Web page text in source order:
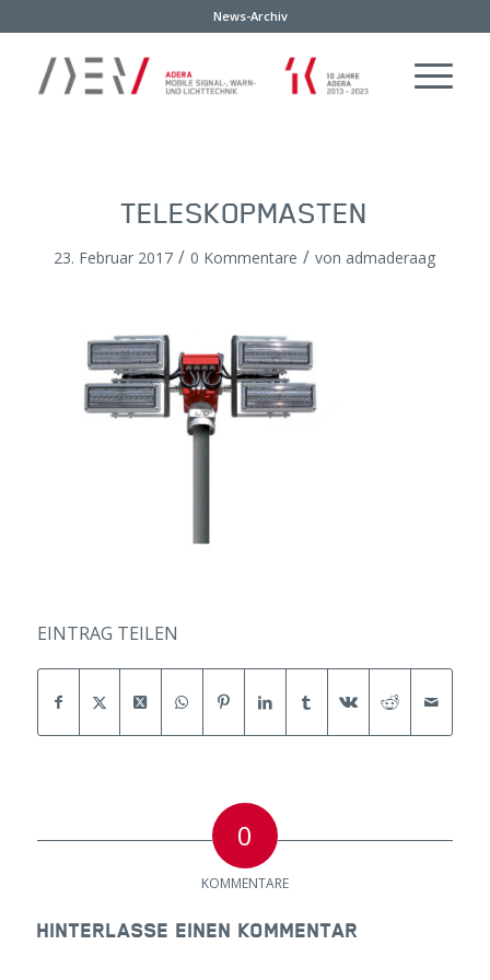
News-Archiv
TELESKOPMASTEN
23. Februar 2017 / 0 Kommentare / von admaderaag
EINTRAG TEILEN
0
KOMMENTARE
HINTERLASSE EINEN KOMMENTAR